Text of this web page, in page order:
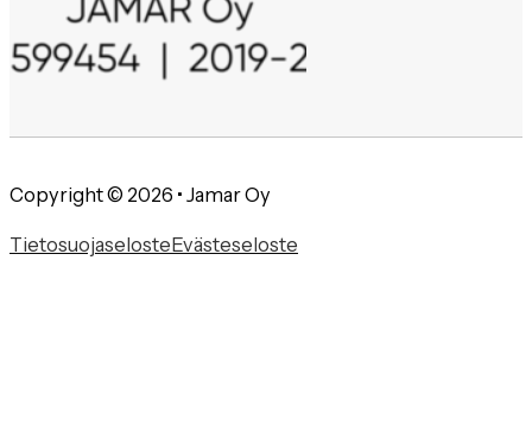
Copyright © 2026 • Jamar Oy
TietosuojaselosteEvästeseloste